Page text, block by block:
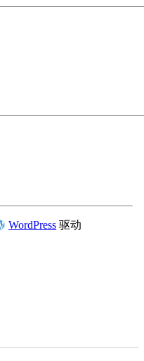
WordPress 驱动